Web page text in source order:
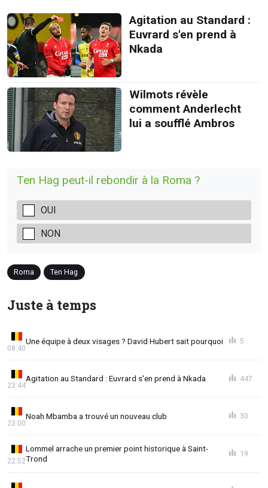
Agitation au Standard :
Euvrard s'en prend à
Nkada
Wilmots révèle
comment Anderlecht
lui a soufflé Ambros
Ten Hag peut-il rebondir à la Roma ?
OUI
NON
Roma Ten Hag
Juste à temps
Une équipe à deux visages ? David Hubert sait pourquoi
08:40
5
Agitation au Standard : Euvrard s'en prend à Nkada
23:44
447
Noah Mbamba a trouvé un nouveau club
23:00
30
Lommel arrache un premier point historique à Saint-
Trond
22:52
19